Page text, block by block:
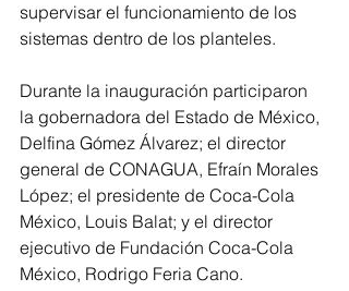
supervisar el funcionamiento de los
sistemas dentro de los planteles.
Durante la inauguración participaron
la gobernadora del Estado de México,
Delfina Gómez Álvarez; el director
general de CONAGUA, Efraín Morales
López; el presidente de Coca-Cola
México, Louis Balat; y el director
ejecutivo de Fundación Coca-Cola
México, Rodrigo Feria Cano.